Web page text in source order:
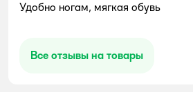
Удобно ногам, мягкая обувь
Все отзывы на товары